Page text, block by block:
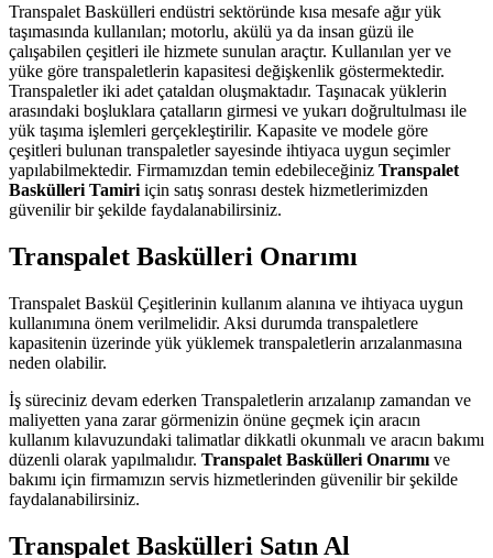
Transpalet Baskülleri endüstri sektöründe kısa mesafe ağır yük
taşımasında kullanılan; motorlu, akülü ya da insan güzü ile
çalışabilen çeşitleri ile hizmete sunulan araçtır. Kullanılan yer ve
yüke göre transpaletlerin kapasitesi değişkenlik göstermektedir.
Transpaletler iki adet çataldan oluşmaktadır. Taşınacak yüklerin
arasındaki boşluklara çatalların girmesi ve yukarı doğrultulması ile
yük taşıma işlemleri gerçekleştirilir. Kapasite ve modele göre
çeşitleri bulunan transpaletler sayesinde ihtiyaca uygun seçimler
yapılabilmektedir. Firmamızdan temin edebileceğiniz Transpalet
Baskülleri Tamiri için satış sonrası destek hizmetlerimizden
güvenilir bir şekilde faydalanabilirsiniz.
Transpalet Baskülleri Onarımı
Transpalet Baskül Çeşitlerinin kullanım alanına ve ihtiyaca uygun
kullanımına önem verilmelidir. Aksi durumda transpaletlere
kapasitenin üzerinde yük yüklemek transpaletlerin arızalanmasına
neden olabilir.
İş süreciniz devam ederken Transpaletlerin arızalanıp zamandan ve
maliyetten yana zarar görmenizin önüne geçmek için aracın
kullanım kılavuzundaki talimatlar dikkatli okunmalı ve aracın bakımı
düzenli olarak yapılmalıdır. Transpalet Baskülleri Onarımı ve
bakımı için firmamızın servis hizmetlerinden güvenilir bir şekilde
faydalanabilirsiniz.
Transpalet Baskülleri Satın Al